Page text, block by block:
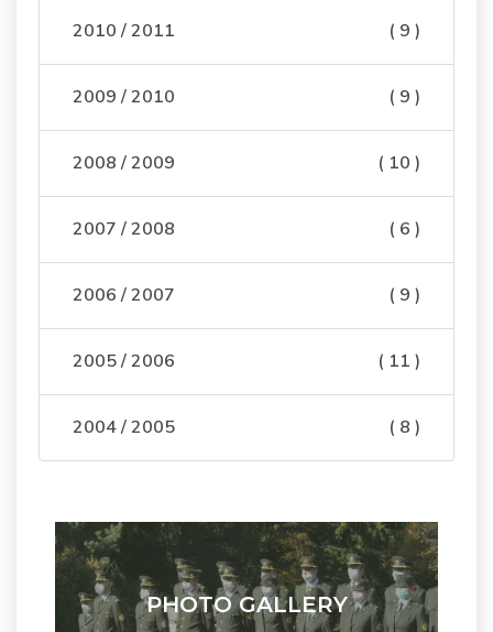
2010 / 2011 ( 9 )
2009 / 2010 ( 9 )
2008 / 2009 ( 10 )
2007 / 2008 ( 6 )
2006 / 2007 ( 9 )
2005 / 2006 ( 11 )
2004 / 2005 ( 8 )
PHOTO GALLERY